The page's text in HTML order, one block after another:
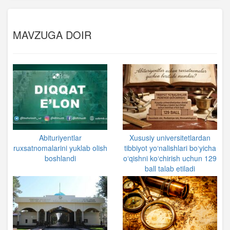
MAVZUGA DOIR
Abituriyentlar
ruxsatnomalarini yuklab olish
boshlandi
Xususiy universitetlardan
tibbiyot yo‘nalishlari bo‘yicha
o‘qishni ko‘chirish uchun 129
ball talab etiladi